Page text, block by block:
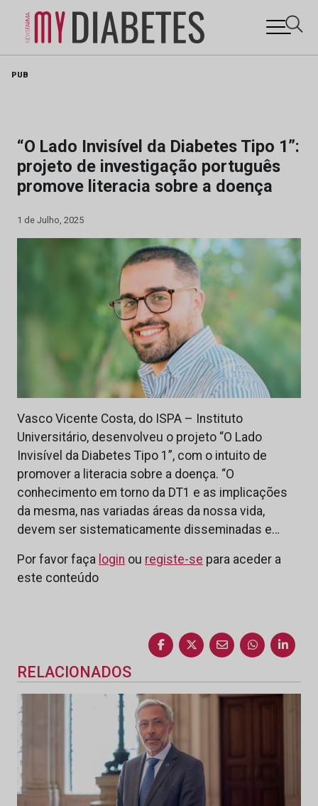
PUB
“O Lado Invisível da Diabetes Tipo 1”:
projeto de investigação português
promove literacia sobre a doença
1 de Julho, 2025
Vasco Vicente Costa, do ISPA – Instituto
Universitário, desenvolveu o projeto “O Lado
Invisível da Diabetes Tipo 1”, com o intuito de
promover a literacia sobre a doença. “O
conhecimento em torno da DT1 e as implicações
da mesma, nas variadas áreas da nossa vida,
devem ser sistematicamente disseminadas e…
Por favor faça login ou registe-se para aceder a
este conteúdo
RELACIONADOS